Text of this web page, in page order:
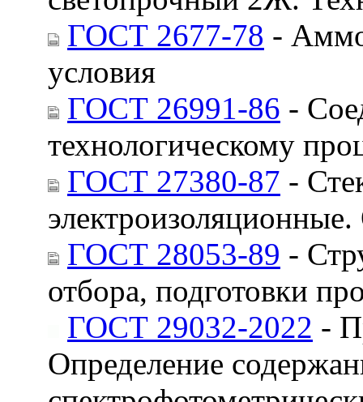
ГОСТ 2677-78 -
условия
ГОСТ 26991-86 -
технологическому
ГОСТ 27380-87 -
ГОСТ 28053-89 -
отбора, подготовки
ГОСТ 29032-2022 -
Определение